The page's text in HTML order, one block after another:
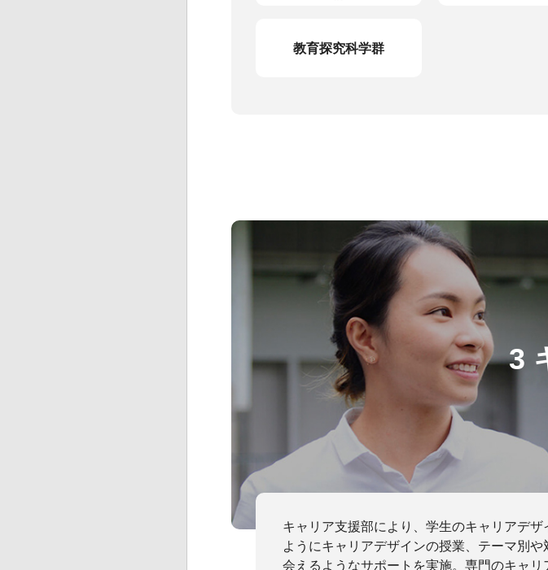
教育探究科学群
3
キャリア支援部により、学生のキャリアデ
ようにキャリアデザインの授業、テーマ別
会えるようなサポートを実施。専門のキャ